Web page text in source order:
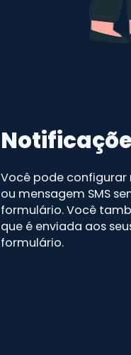
Você pode
ou mensagem SMS
formulário. Você
que é enviada aos
formulário.